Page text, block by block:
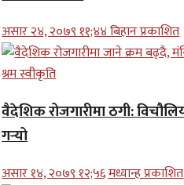
असार २४, २०७९ ११;४४ बिहान प्रकाशित
वैदेशिक रोजगारीमा ठगी:
गर्‍यो
असार १४, २०७९ १२;५६ मध्यान्ह प्रकाशित